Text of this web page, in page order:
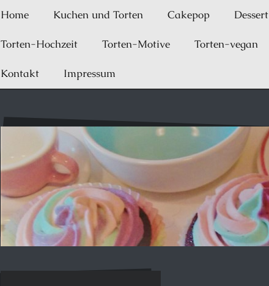
Home Kuchen und Torten Cakepop Dessert
Torten-Hochzeit Torten-Motive Torten-vegan
Kontakt Impressum